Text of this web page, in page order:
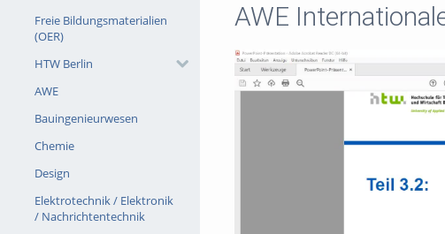
Freie Bildungsmaterialien
(OER)
HTW Berlin
AWE
Bauingenieurwesen
Chemie
Design
Elektrotechnik / Elektronik
/ Nachrichtentechnik
AWE